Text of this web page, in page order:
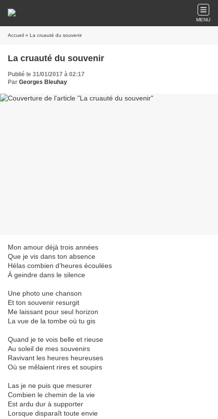
MENU
Accueil » La cruauté du souvenir
La cruauté du souvenir
Publié le 31/01/2017 à 02:17
Par Georges Bleuhay
Mon amour déjà trois années
Que je vis dans ton absence
Hélas combien d’heures écoulées
À geindre dans le silence
Une photo une chanson
Et ton souvenir resurgit
Me laissant pour seul horizon
La vue de la tombe où tu gis
Quand je te vois belle et rieuse
Au soleil de mes souvenirs
Ravivant les heures heureuses
Où se mêlaient rires et soupirs
Las je ne puis que mesurer
Combien le chemin de la vie
Est ardu dur à supporter
Lorsque disparaît toute envie